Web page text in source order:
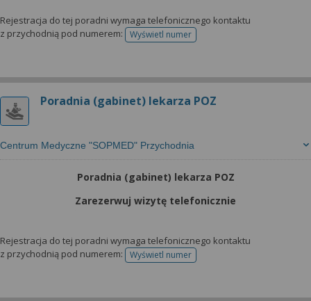
Rejestracja do tej poradni wymaga telefonicznego kontaktu
z przychodnią pod numerem:
Wyświetl numertelefonu do rejestracji
Poradnia (gabinet) lekarza POZ
Centrum Medyczne "SOPMED" Przychodnia
Poradnia (gabinet) lekarza POZ
Zarezerwuj wizytę telefonicznie
Rejestracja do tej poradni wymaga telefonicznego kontaktu
z przychodnią pod numerem:
Wyświetl numertelefonu do rejestracji